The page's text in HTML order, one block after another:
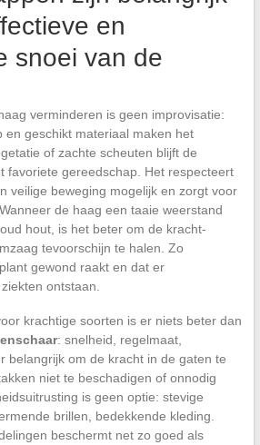
en
snoei van de
verminderen is geen improvisatie:
en geschikt materiaal maken het
of zachte scheuten blijft de
favoriete gereedschap. Het respecteert
veilige beweging mogelijk en zorgt voor
de haag een taaie weerstand
hout, is het beter om de kracht-
tevoorschijn te halen. Zo
gewond raakt en dat er
ontstaan.
krachtige soorten is er niets beter dan
: snelheid, regelmaat,
belangrijk om de kracht in de gaten te
niet te beschadigen of onnodig
is geen optie: stevige
brillen, bedekkende kleding.
beschermt net zo goed als